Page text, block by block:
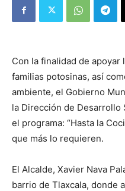
Con la finalidad de apoyar
familias potosinas, así
ambiente, el Gobierno
la Dirección de Desarrollo
el programa: “Hasta la
que más lo requieren.
El Alcalde, Xavier Nava
barrio de Tlaxcala, donde